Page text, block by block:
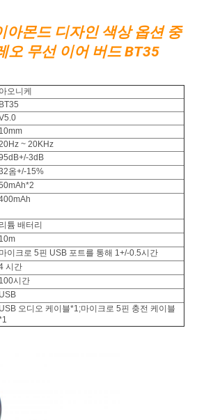
아몬드 디자인 색상 옵션 중
오 무선 이어 버드 BT35
아오니케
BT35
10mm
~ 20KHz
3dB
옴+/-15%
리튬 배터리
10m
마이크로 5핀 USB 포트를 통해 1+/-0.5시간
시간
100시간
USB
USB 오디오 케이블*1;마이크로 5핀 충전 케이블